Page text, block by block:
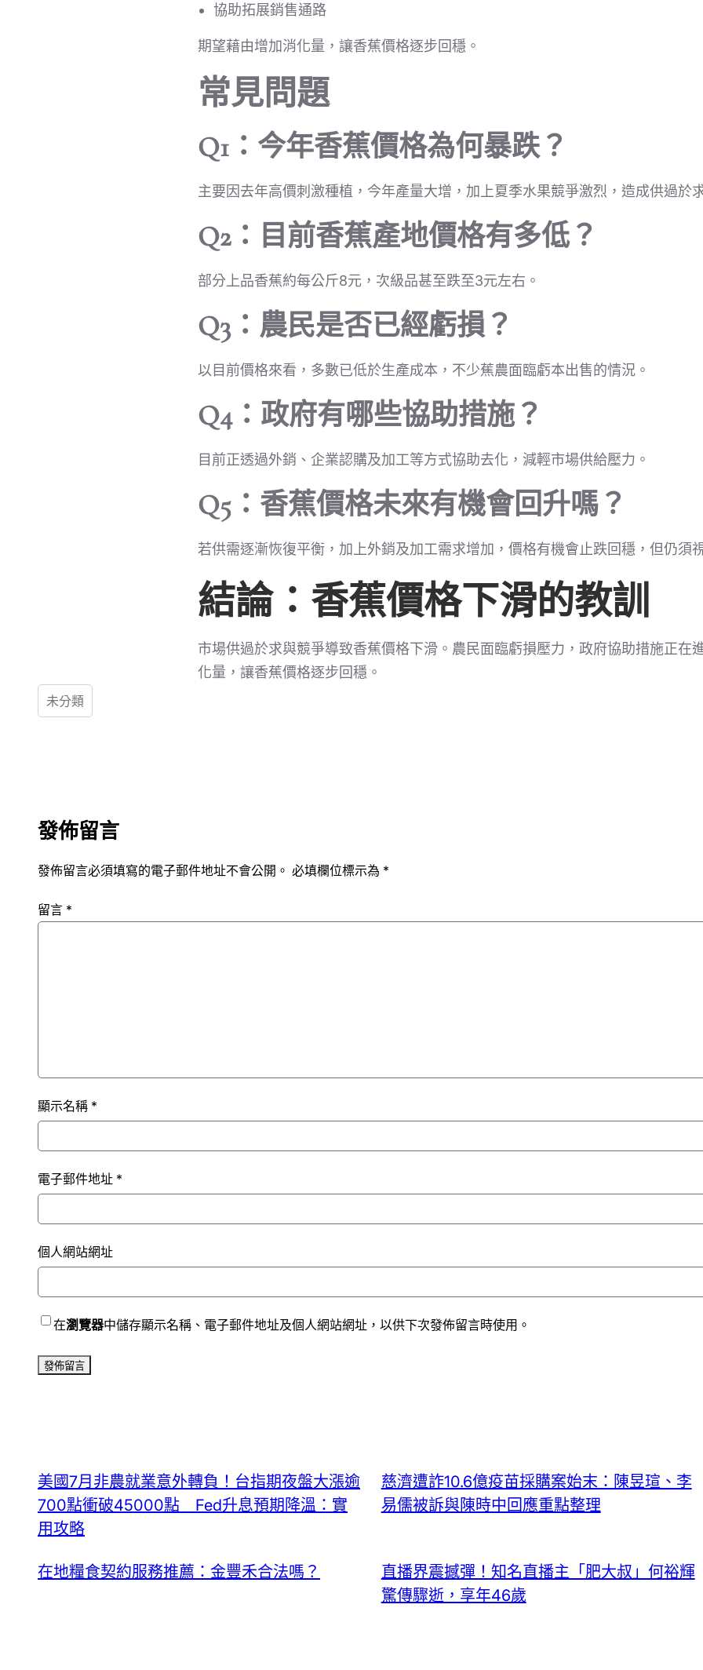
協助拓展銷售通路
期望藉由增加消化量，讓香蕉價格逐步回穩。
常見問題
Q1：今年香蕉價格為何暴跌？
主要因去年高價刺激種植，今年產量大增，加上夏季水果競爭激烈，造成供過於
Q2：目前香蕉產地價格有多低？
部分上品香蕉約每公斤8元，次級品甚至跌至3元左右。
Q3：農民是否已經虧損？
以目前價格來看，多數已低於生產成本，不少蕉農面臨虧本出售的情況。
Q4：政府有哪些協助措施？
目前正透過外銷、企業認購及加工等方式協助去化，減輕市場供給壓力。
Q5：香蕉價格未來有機會回升嗎？
若供需逐漸恢復平衡，加上外銷及加工需求增加，價格有機會止跌回穩，但仍須
結論：香蕉價格下滑的教訓
市場供過於求與競爭導致香蕉價格下滑。農民面臨虧損壓力，政府協助措施正在
化量，讓香蕉價格逐步回穩。
未分類
發佈留言
發佈留言必須填寫的電子郵件地址不會公開。 必填欄位標示為 *
留言 *
顯示名稱 *
電子郵件地址 *
個人網站網址
在瀏覽器中儲存顯示名稱、電子郵件地址及個人網站網址，以供下次發佈留言時使用。
美國7月非農就業意外轉負！台指期夜盤大漲逾
700點衝破45000點 Fed升息預期降溫：實
用攻略
慈濟遭詐10.6億疫苗採購案始末：陳昱瑄、李
易儒被訴與陳時中回應重點整理
在地糧食契約服務推薦：金豐禾合法嗎？
直播界震撼彈！知名直播主「肥大叔」何裕輝
驚傳驟逝，享年46歲